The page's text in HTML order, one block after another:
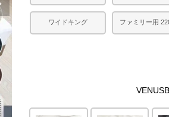
ワイドキング ファミリー用